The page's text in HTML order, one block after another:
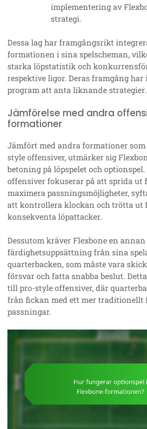
implementering av
strategi.
Dessa lag har framgångsrikt
formationen i sina spelscheman,
starka löpstatistik och
respektive ligor. Deras framgång
program att anta liknande strategier.
Jämförelse med andra
formationer
Jämfört med andra formationer som
style offensiver, utmärker sig
betoning på löpspelet och
offensiver fokuserar på att sprida ut
maximera passningsmöjligheter,
att kontrollera klockan och trötta ut
konsekventa löpattacker.
Dessutom kräver Flexbone en annan
färdighetsuppsättning från sina
quarterbacken, som måste vara
försvar och fatta snabba beslut.
till pro-style offensiver, där
från fickan med ett mer traditionellt
passningar.